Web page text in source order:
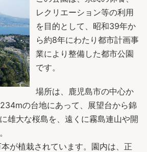
レクリエーション等の利用
を目的として、昭和39年か
ら約8年にわたり都市計画事
業により整備した都市公園
です。
場所は、鹿児島市の中心か
の台地にあって、展望台から錦
雄大な桜島を、遠くに霧島連山や開
が植栽されています。園内は、正